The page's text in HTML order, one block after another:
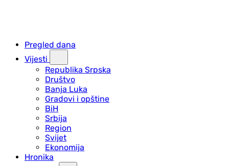
Pregled dana
Vijesti
Republika Srpska
Društvo
Banja Luka
Gradovi i opštine
BiH
Srbija
Region
Svijet
Ekonomija
Hronika